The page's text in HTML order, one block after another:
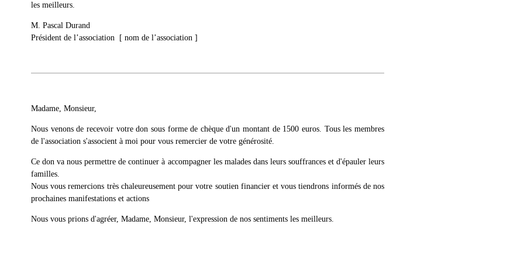
les meilleurs.
M. Pascal Durand
Président de l’association [ nom de l’association ]
Madame, Monsieur,
Nous venons de recevoir votre don sous forme de chèque d'un montant de 1500 euros. Tous les membres
de l'association s'associent à moi pour vous remercier de votre générosité.
Ce don va nous permettre de continuer à accompagner les malades dans leurs souffrances et d'épauler leurs
familles.
Nous vous remercions très chaleureusement pour votre soutien financier et vous tiendrons informés de nos
prochaines manifestations et actions
Nous vous prions d'agréer, Madame, Monsieur, l'expression de nos sentiments les meilleurs.